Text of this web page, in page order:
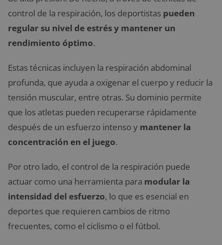
control de la respiración, los deportistas pueden
regular su nivel de estrés y mantener un
rendimiento óptimo.
Estas técnicas incluyen la respiración abdominal
profunda, que ayuda a oxigenar el cuerpo y reducir la
tensión muscular, entre otras. Su dominio permite
que los atletas pueden recuperarse rápidamente
después de un esfuerzo intenso y mantener la
concentración en el juego.
Por otro lado, el control de la respiración puede
actuar como una herramienta para modular la
intensidad del esfuerzo, lo que es esencial en
deportes que requieren cambios de ritmo
frecuentes, como el ciclismo o el fútbol.